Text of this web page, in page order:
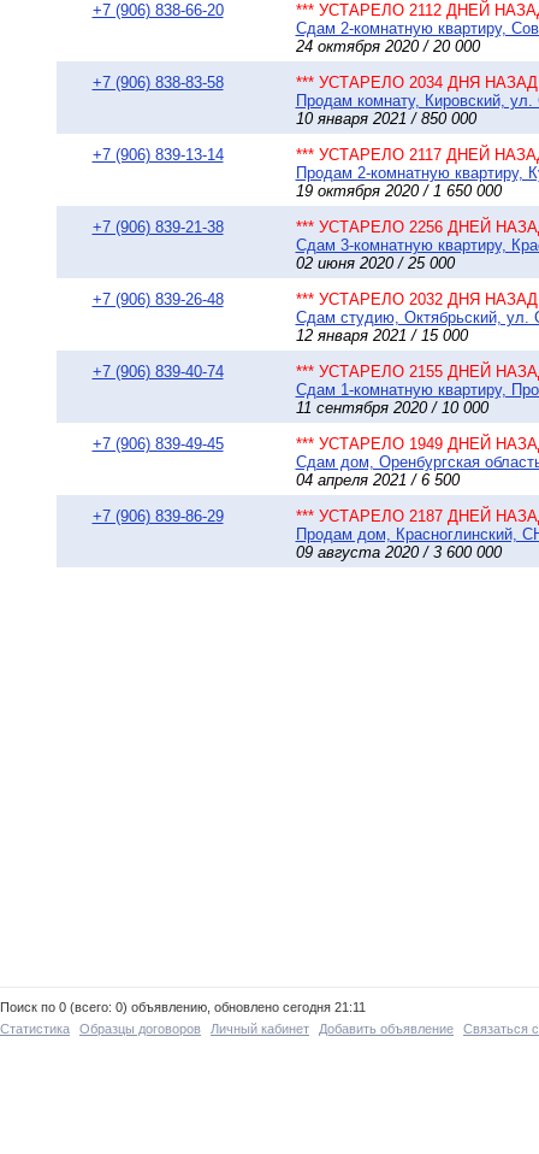
+7 (906) 838-66-20
*** УСТАРЕЛО 2112 ДНЕЙ
Сдам 2-комнатную квартиру,
24 октября 2020 / 20 000
+7 (906) 838-83-58
*** УСТАРЕЛО 2034 ДНЯ НАЗАД
Продам комнату, Кировский,
10 января 2021 / 850 000
+7 (906) 839-13-14
*** УСТАРЕЛО 2117 ДНЕЙ
Продам 2-комнатную квартиру,
19 октября 2020 / 1 650 000
+7 (906) 839-21-38
*** УСТАРЕЛО 2256 ДНЕЙ
Сдам 3-комнатную квартиру,
02 июня 2020 / 25 000
+7 (906) 839-26-48
*** УСТАРЕЛО 2032 ДНЯ НАЗАД
Сдам студию, Октябрьский, ул.
12 января 2021 / 15 000
+7 (906) 839-40-74
*** УСТАРЕЛО 2155 ДНЕЙ
Сдам 1-комнатную квартиру,
11 сентября 2020 / 10 000
+7 (906) 839-49-45
*** УСТАРЕЛО 1949 ДНЕЙ
Сдам дом, Оренбургская
04 апреля 2021 / 6 500
+7 (906) 839-86-29
*** УСТАРЕЛО 2187 ДНЕЙ
Продам дом, Красноглинский,
09 августа 2020 / 3 600 000
Поиск по 0 (всего: 0) объявлению, обновлено сегодня 21:11
Статистика
Образцы договоров Личный кабинет Добавить объявление Связаться